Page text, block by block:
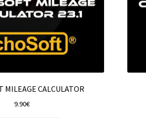
MILEAGE CALCULATOR
9.90€